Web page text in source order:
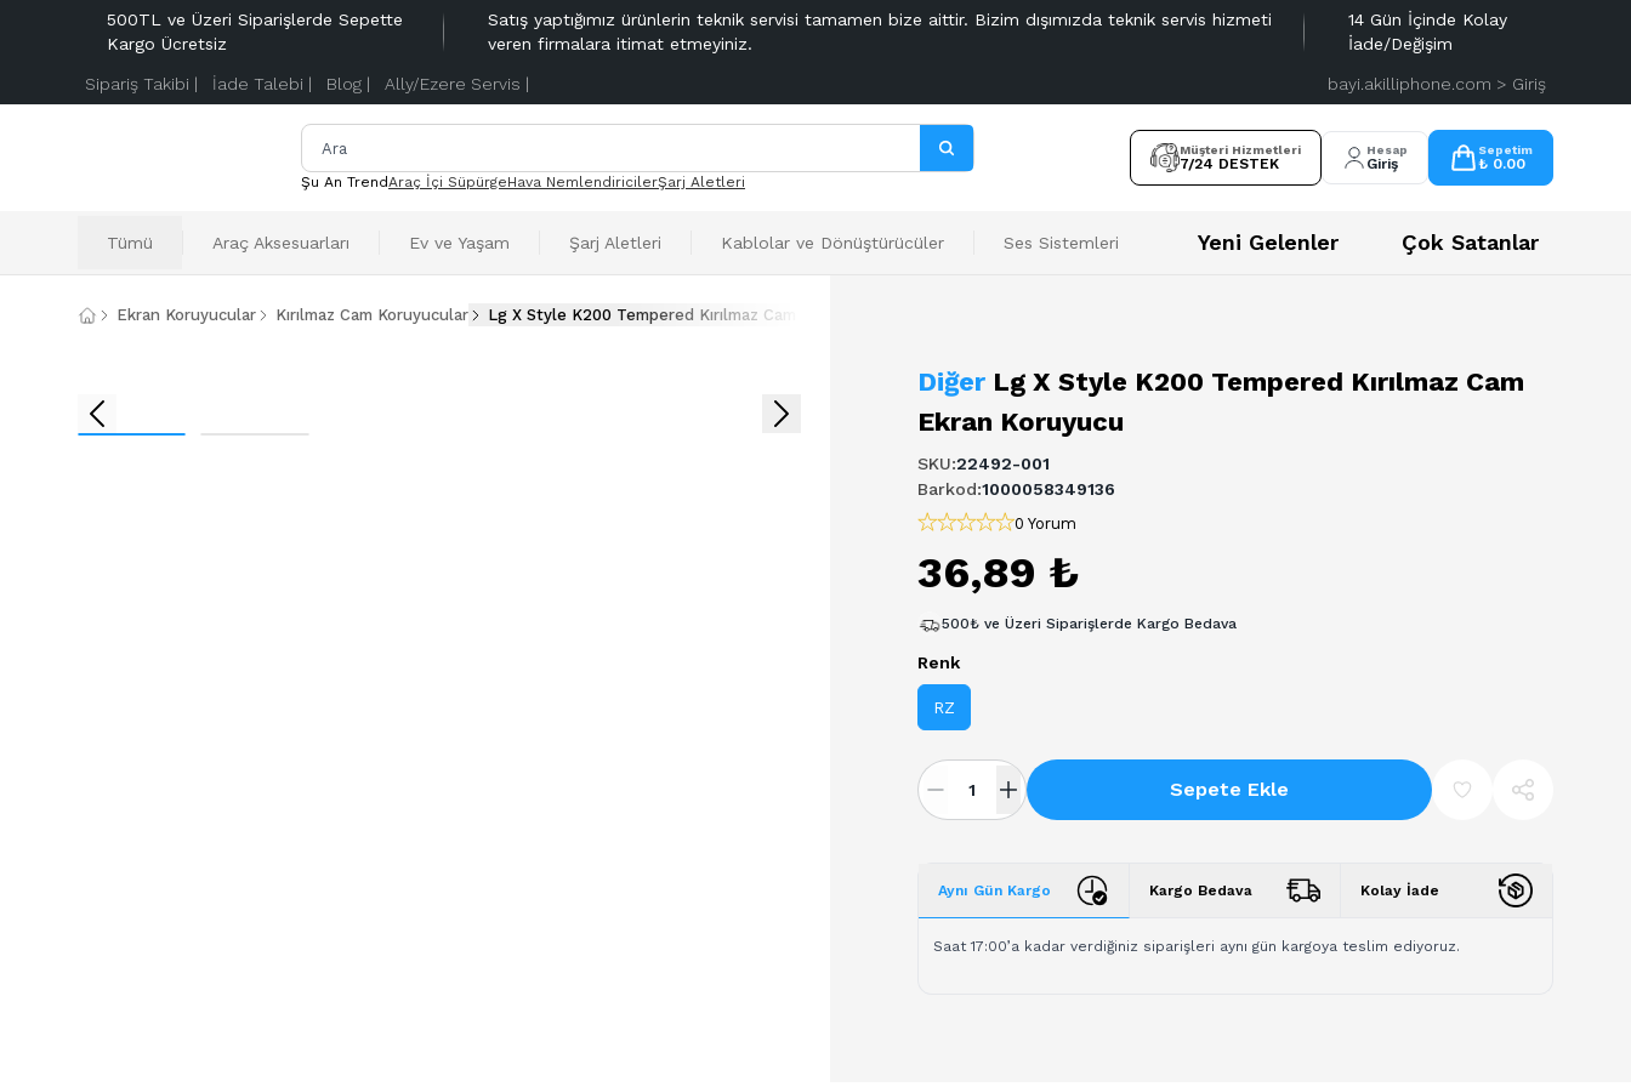
500TL ve Üzeri Siparişlerde Sepette
Kargo Ücretsiz
Satış yaptığımız ürünlerin teknik servisi tamamen bize aittir. Bizim dışımızda teknik servis hizmeti
veren firmalara itimat etmeyiniz.
14 Gün İçinde Kolay
İade/Değişim
Sipariş Takibi | İade Talebi | Blog | Ally/Ezere Servis | bayi.akilliphone.com > Giriş
Şu An TrendAraç İçi SüpürgeHava NemlendiricilerŞarj Aletleri
Müşteri Hizmetleri
7/24 DESTEK
Hesap
Giriş
Sepetim
₺ 0.00
Tümü Araç Aksesuarları Ev ve Yaşam Şarj Aletleri Kablolar ve Dönüştürücüler Ses Sistemleri Yeni Gelenler Çok Satanlar
Ekran Koruyucular Kırılmaz Cam Koruyucular Lg X Style K200 Tempered Kırılmaz Cam Ekran Koruyucu
Diğer Lg X Style K200 Tempered Kırılmaz Cam
Ekran Koruyucu
SKU:22492-001
Barkod:1000058349136
0 Yorum
36,89 ₺
500₺ ve Üzeri Siparişlerde Kargo Bedava
Renk
RZ
Sepete Ekle
Aynı Gün Kargo Kargo Bedava Kolay İade
Saat 17:00’a kadar verdiğiniz siparişleri aynı gün kargoya teslim ediyoruz.